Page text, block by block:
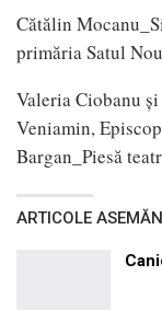
Cătălin
primăria Satul Nou
Valeria Ciobanu
Veniamin,
Bargan_Piesă
ARTICOLE